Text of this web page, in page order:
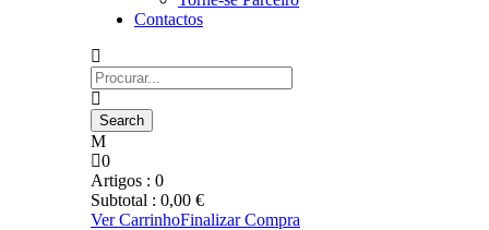
Contactos
0
Artigos : 0
Subtotal : 0,00 €
Ver CarrinhoFinalizar Compra